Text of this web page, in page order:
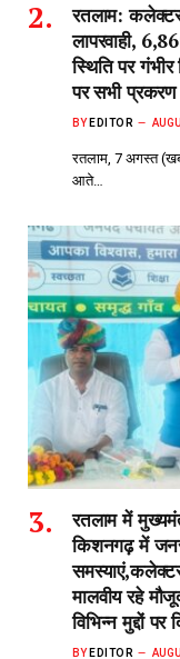
रतलाम: कलेक्टर
लापरवाही,
स्थिति पर
पर सभी
BY EDITOR
रतलाम, 7 अगस्त
आते…
रतलाम में
किशनगढ़ में
मालवीय रहे
विभिन्न मुद्दों
BY EDITOR